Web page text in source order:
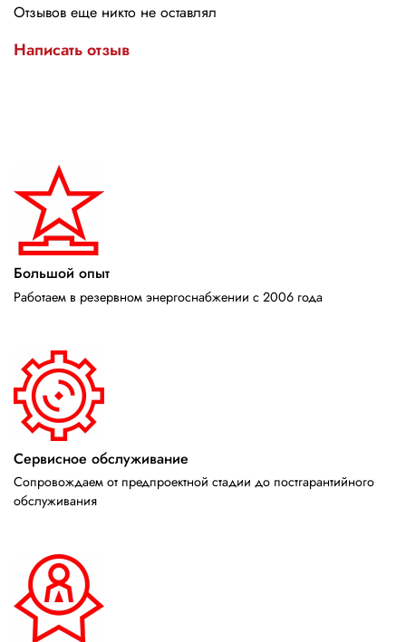
Отзывов еще никто не оставлял
Написать отзыв
Большой опыт
Работаем в резервном энергоснабжении с 2006 года
Сервисное обслуживание
Сопровождаем от предпроектной стадии до постгарантийного
обслуживания